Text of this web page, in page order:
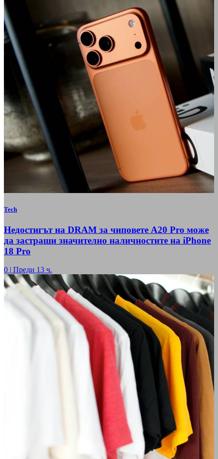
Tech
Недостигът на DRAM за чиповете A20 Pro може
да застраши значително наличностите на iPhone
18 Pro
0 | Преди 13 ч.